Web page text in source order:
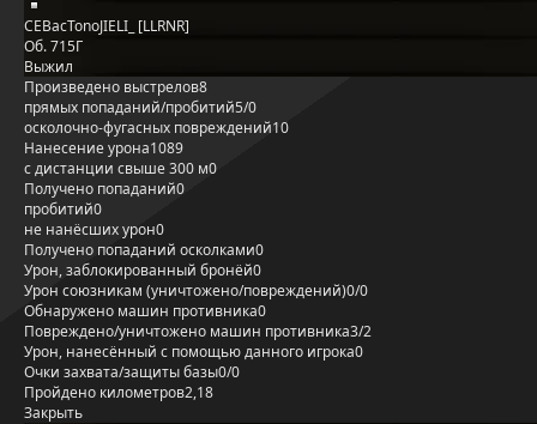
CEBacTonoJIELI_ [LLRNR]
Об. 715Г
Выжил
Произведено выстрелов8
прямых попаданий/пробитий5/0
осколочно-фугасных повреждений10
Нанесение урона1089
с дистанции свыше 300 м0
Получено попаданий0
пробитий0
не нанёсших урон0
Получено попаданий осколками0
Урон, заблокированный бронёй0
Урон союзникам (уничтожено/повреждений)0/0
Обнаружено машин противника0
Повреждено/уничтожено машин противника3/2
Урон, нанесённый с помощью данного игрока0
Очки захвата/защиты базы0/0
Пройдено километров2,18
Закрыть